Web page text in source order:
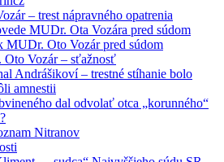
– trest nápravného opatrenia
MUDr. Ota Vozára pred súdom
MUDr. Oto Vozár pred súdom
Vozár – sťažnosť
Andrášikoví – trestné stíhanie bolo
amnestii
dal odvolať otca „korunného“
Nitranov